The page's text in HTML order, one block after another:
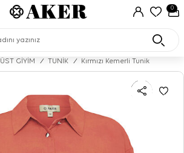
0
ÜST GİYİM / TUNİK / Kırmızı Kemerli Tunik